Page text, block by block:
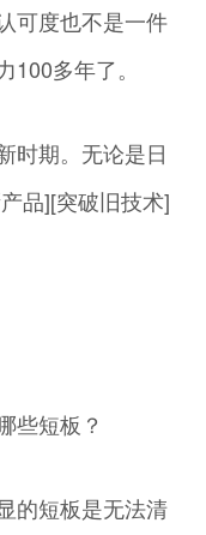
可度也不是一件
多年了。
时期。无论是日
品][突破旧技术]
些短板？
的短板是无法清